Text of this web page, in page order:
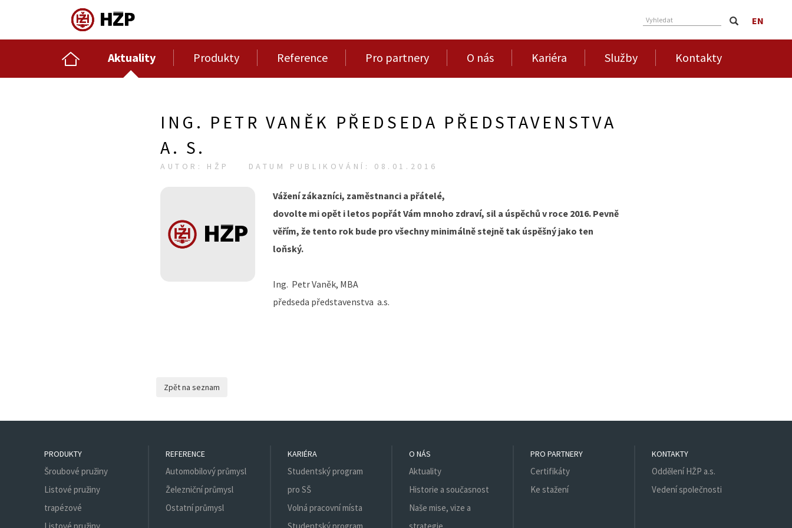
Vyhledat
EN
Aktuality Produkty Reference Pro partnery O nás Kariéra Služby Kontakty
ING. PETR VANĚK PŘEDSEDA PŘEDSTAVENSTVA
A. S.
AUTOR: HŽP DATUM PUBLIKOVÁNÍ: 08.01.2016
Vážení zákazníci, zaměstnanci a přátelé,
dovolte mi opět i letos popřát Vám mnoho zdraví, sil a úspěchů v roce 2016. Pevně
věřím, že tento rok bude pro všechny minimálně stejně tak úspěšný jako ten
loňský.
Ing. Petr Vaněk, MBA
předseda představenstva a.s.
PRODUKTY
Šroubové pružiny
Listové pružiny
trapézové
REFERENCE
Automobilový průmysl
Železniční průmysl
Ostatní průmysl
KARIÉRA
Studentský program
pro SŠ
Volná pracovní místa
O NÁS
Aktuality
Historie a současnost
Naše mise, vize a
PRO PARTNERY
Certifikáty
Ke stažení
KONTAKTY
Oddělení HŽP a.s.
Vedení společnosti